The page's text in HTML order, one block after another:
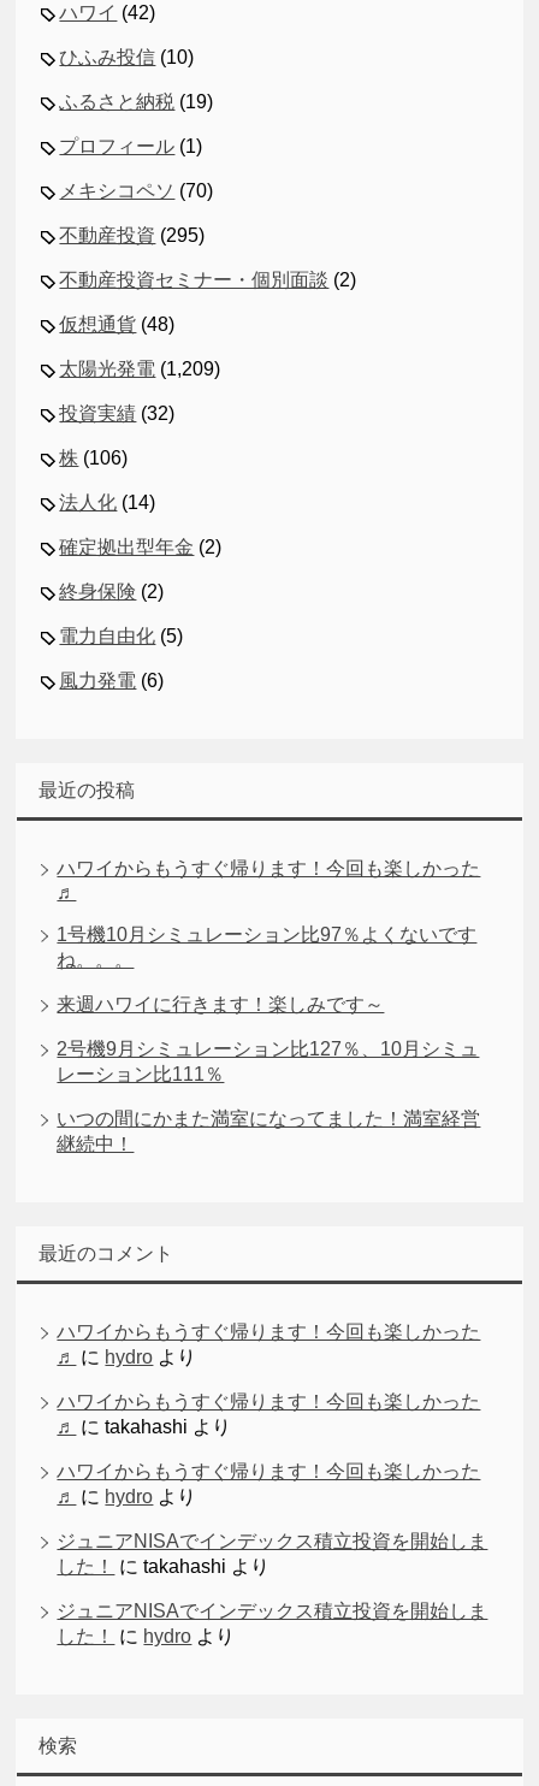
ハワイ (42)
ひふみ投信 (10)
ふるさと納税 (19)
プロフィール (1)
メキシコペソ (70)
不動産投資 (295)
不動産投資セミナー・個別面談 (2)
仮想通貨 (48)
太陽光発電 (1,209)
投資実績 (32)
株 (106)
法人化 (14)
確定拠出型年金 (2)
終身保険 (2)
電力自由化 (5)
風力発電 (6)
最近の投稿
ハワイからもうすぐ帰ります！今回も楽しかった
♬
1号機10月シミュレーション比97％よくないです
ね。。。
来週ハワイに行きます！楽しみです～
2号機9月シミュレーション比127％、10月シミュ
レーション比111％
いつの間にかまた満室になってました！満室経営
継続中！
最近のコメント
ハワイからもうすぐ帰ります！今回も楽しかった
♬
に hydro より
ハワイからもうすぐ帰ります！今回も楽しかった
♬
にtakahashi より
ハワイからもうすぐ帰ります！今回も楽しかった
♬
に hydro より
ジュニアNISAでインデックス積立投資を開始しま
した！
にtakahashi より
ジュニアNISAでインデックス積立投資を開始しま
した！
に hydro より
検索